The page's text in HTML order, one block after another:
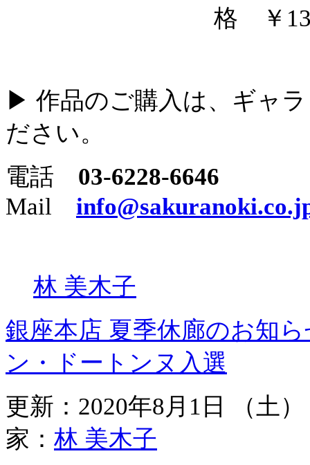
格 ￥
▶ 作品のご購入は、ギャ
ださい。
電話 03-6228-6646
Mail
林 美木子
銀座本店 夏季休廊のお知
ン・ドートンヌ入選
更新：2020年8月1日 （土
家： 林 美木子